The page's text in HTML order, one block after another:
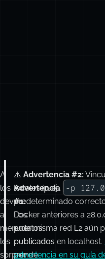
A
los
devs
a
menudo
les
sorprende
⚠️
Advertencia
#1:
Los
puertos
publicados
por
⚠️ Advertencia #2:
locales (p. ej.,
-p
predeterminado
Docker anteriores a
en la misma red L2 aún
publicados en localhost.
advertencia en su guía